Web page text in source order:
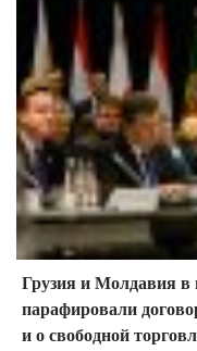
Грузия и Молдавия в
парафировали
и о свободной